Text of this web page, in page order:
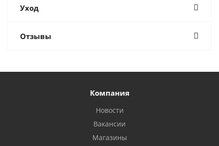
Уход
Отзывы
Компания
Новости
Вакансии
Магазины